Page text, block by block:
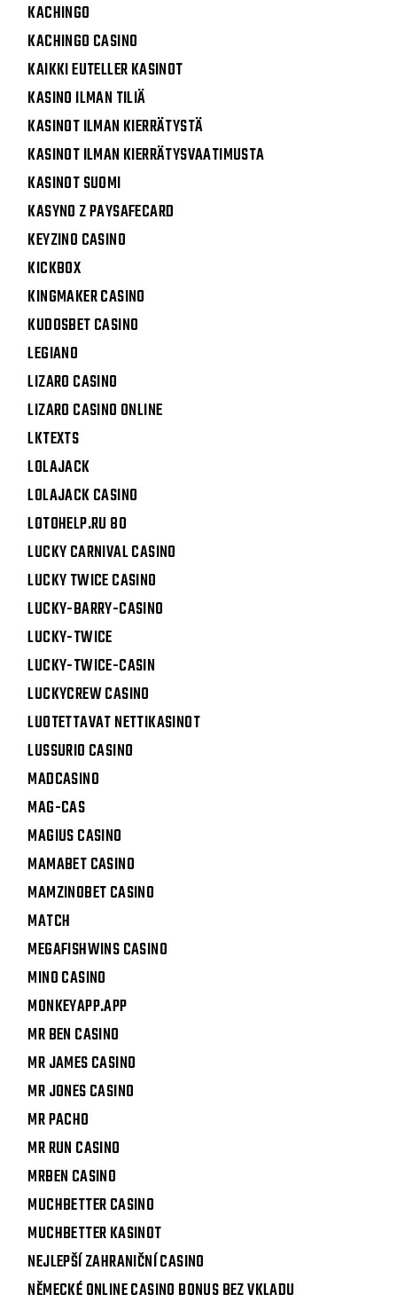
KACHINGO
KACHINGO CASINO
KAIKKI EUTELLER KASINOT
KASINO ILMAN TILIÄ
KASINOT ILMAN KIERRÄTYSTÄ
KASINOT ILMAN KIERRÄTYSVAATIMUSTA
KASINOT SUOMI
KASYNO Z PAYSAFECARD
KEYZINO CASINO
KICKBOX
KINGMAKER CASINO
KUDOSBET CASINO
LEGIANO
LIZARO CASINO
LIZARO CASINO ONLINE
LKTEXTS
LOLAJACK
LOLAJACK CASINO
LOTOHELP.RU 80
LUCKY CARNIVAL CASINO
LUCKY TWICE CASINO
LUCKY-BARRY-CASINO
LUCKY-TWICE
LUCKY-TWICE-CASIN
LUCKYCREW CASINO
LUOTETTAVAT NETTIKASINOT
LUSSURIO CASINO
MADCASINO
MAG-CAS
MAGIUS CASINO
MAMABET CASINO
MAMZINOBET CASINO
MATCH
MEGAFISHWINS CASINO
MINO CASINO
MONKEYAPP.APP
MR BEN CASINO
MR JAMES CASINO
MR JONES CASINO
MR PACHO
MR RUN CASINO
MRBEN CASINO
MUCHBETTER CASINO
MUCHBETTER KASINOT
NEJLEPŠÍ ZAHRANIČNÍ CASINO
NĚMECKÉ ONLINE CASINO BONUS BEZ VKLADU